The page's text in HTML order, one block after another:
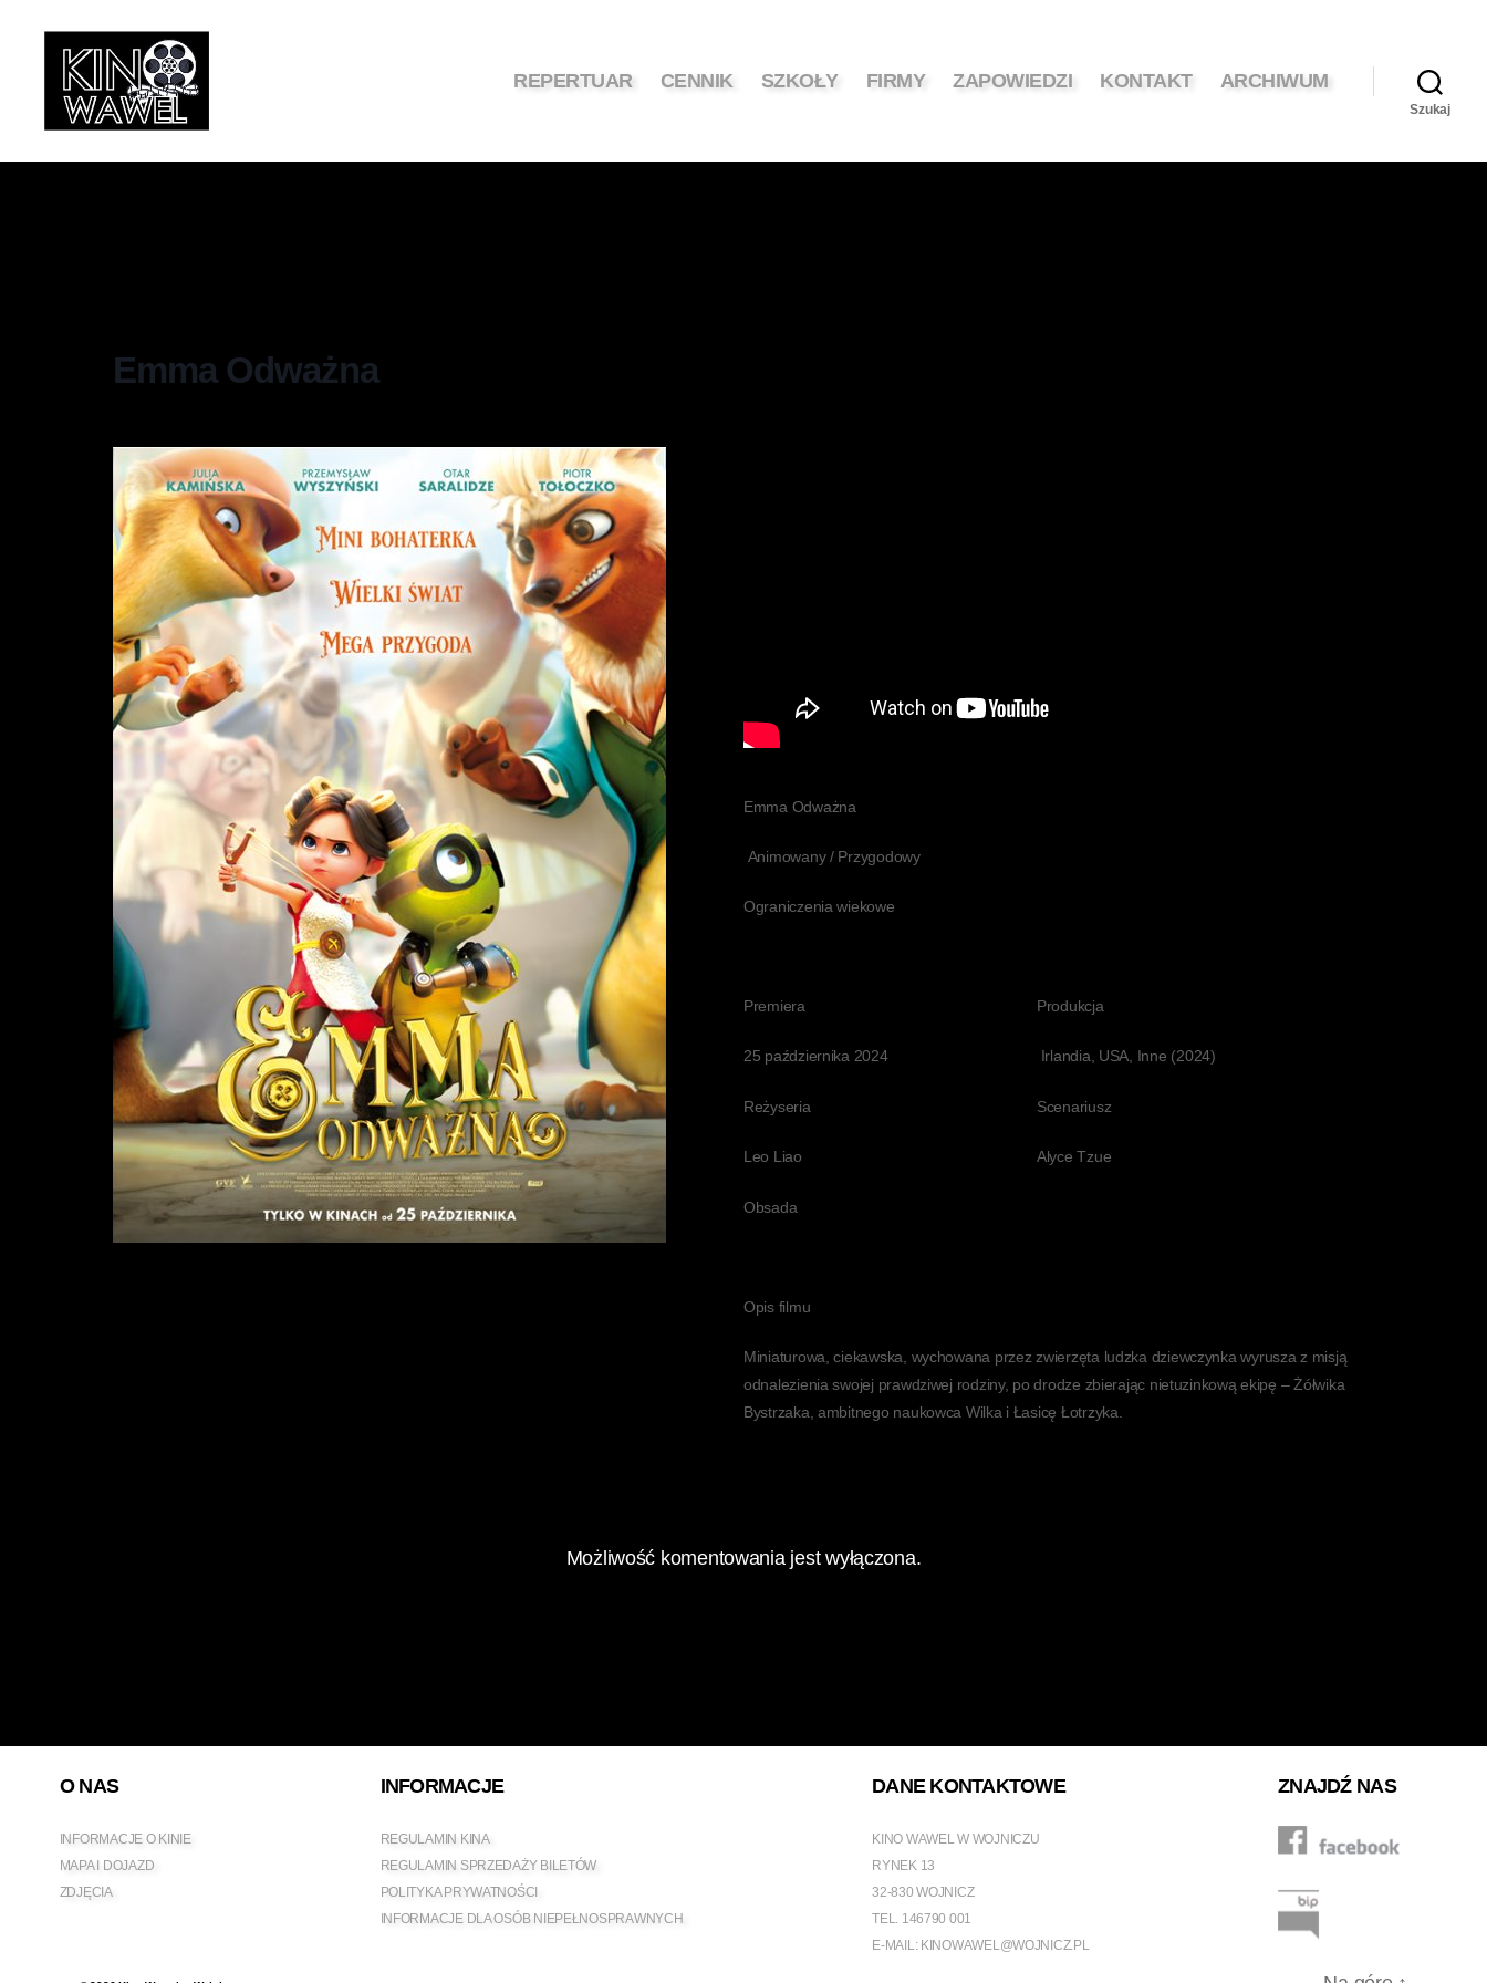
REPERTUAR CENNIK SZKOŁY FIRMY ZAPOWIEDZI KONTAKT ARCHIWUM
Szukaj
Emma Odważna
Emma Odważna
Animowany / Przygodowy
Ograniczenia wiekowe
Premiera
25 października 2024
Produkcja
Irlandia, USA, Inne (2024)
Reżyseria
Leo Liao
Scenariusz
Alyce Tzue
Obsada
Opis filmu
Miniaturowa, ciekawska, wychowana przez zwierzęta ludzka dziewczynka wyrusza z misją
odnalezienia swojej prawdziwej rodziny, po drodze zbierając nietuzinkową ekipę – Żółwika
Bystrzaka, ambitnego naukowca Wilka i Łasicę Łotrzyka.
Możliwość komentowania jest wyłączona.
O NAS
INFORMACJE O KINIE
MAPA I DOJAZD
ZDJĘCIA
INFORMACJE
REGULAMIN KINA
REGULAMIN SPRZEDAŻY BILETÓW
POLITYKA PRYWATNOŚCI
INFORMACJE DLA OSÓB NIEPEŁNOSPRAWNYCH
DANE KONTAKTOWE
KINO WAWEL W WOJNICZU
RYNEK 13
32-830 WOJNICZ
TEL. 146790 001
E-MAIL: KINOWAWEL@WOJNICZ.PL
ZNAJDŹ NAS